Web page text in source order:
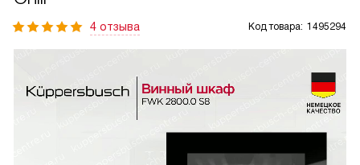
4 отзыва Код товара: 1495294